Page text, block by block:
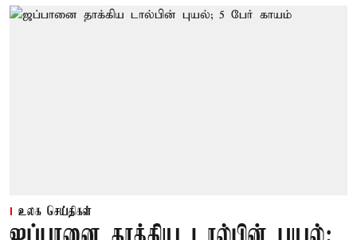
உலக செய்திகள்